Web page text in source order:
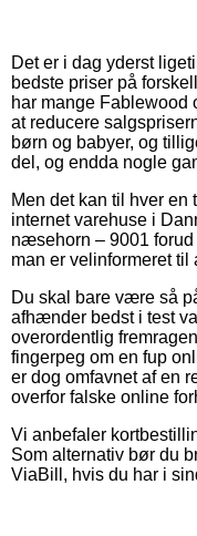
Det er i dag yderst
bedste priser på
har mange Fablewood
at reducere
børn og babyer, og
del, og endda nogle
Men det kan til hver
internet varehuse i
næsehorn – 9001
man er velinformeret til
Du skal bare være så
afhænder bedst i test
overordentlig
fingerpeg om en fup
er dog omfavnet af en
overfor falske online
Vi anbefaler
Som alternativ bør du
ViaBill, hvis du har i